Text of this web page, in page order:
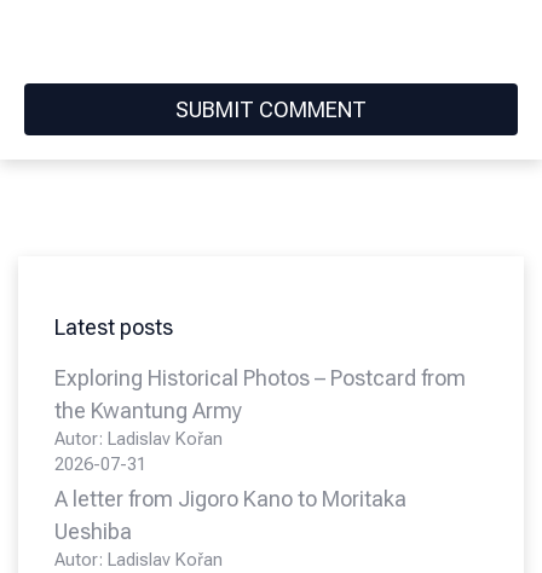
Latest posts
Exploring Historical Photos – Postcard from
the Kwantung Army
Autor: Ladislav Kořan
2026-07-31
A letter from Jigoro Kano to Moritaka
Ueshiba
Autor: Ladislav Kořan